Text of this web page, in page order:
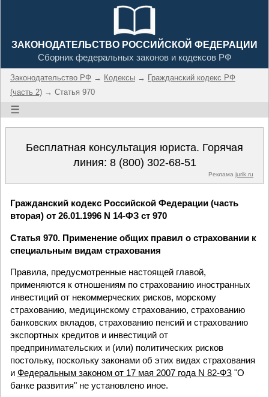
ЗАКОНОДАТЕЛЬСТВО РОССИЙСКОЙ ФЕДЕРАЦИИ
Сборник федеральных законов и кодексов РФ
Законодательство РФ → Кодексы → Гражданский кодекс РФ
(часть 2) → Статья 970
☰
Бесплатная консультация юриста. Горячая
линия: 8 (800) 302-68-51
Реклама jurik.ru
Гражданский кодекс Российской Федерации (часть
вторая) от 26.01.1996 N 14-ФЗ ст 970
Статья 970. Применение общих правил о страховании к
специальным видам страхования
Правила, предусмотренные настоящей главой,
применяются к отношениям по страхованию иностранных
инвестиций от некоммерческих рисков, морскому
страхованию, медицинскому страхованию, страхованию
банковских вкладов, страхованию пенсий и страхованию
экспортных кредитов и инвестиций от
предпринимательских и (или) политических рисков
постольку, поскольку законами об этих видах страхования
и Федеральным законом от 17 мая 2007 года N 82-ФЗ "О
банке развития" не установлено иное.